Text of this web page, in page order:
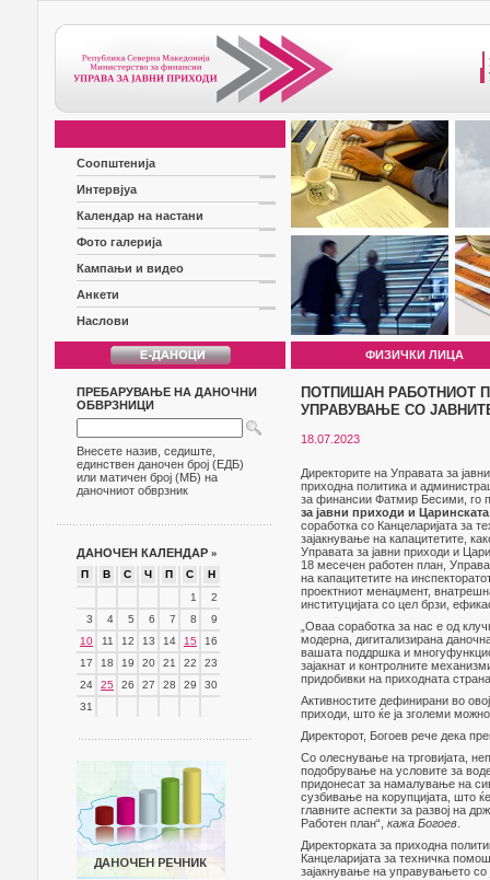
Соопштенија
Интервјуа
Календар на настани
Фото галерија
Кампањи и видео
Анкети
Наслови
ФИЗИЧКИ ЛИЦА
ПРЕБАРУВАЊЕ НА ДАНОЧНИ
ОБВРЗНИЦИ
Внесете назив, седиште,
единствен даночен број (ЕДБ)
или матичен број (МБ) на
даночниот обврзник
ДАНОЧЕН КАЛЕНДАР »
П В С Ч П С
Н
1
2
3
4 5 6 7 8
9
10
11 12 13 14 15
16
17
18 19 20 21 22
23
24
25 26 27 28 29
30
31
ПОТПИШАН РАБОТНИОТ
УПРАВУВАЊЕ СО
18.07.2023
Директорите на Управата за
приходна политика и
за финансии Фатмир Бесими, го
за јавни приходи и
соработка со Канцеларијата за
зајакнување на капацитетите,
Управата за јавни приходи и
18 месечен работен план,
на капацитетите на
проектниот менаџмент,
институцијата со цел брзи,
„Оваа соработка за нас е од
модерна, дигитализирана
вашата поддршка и
зајакнат и контролните
придобивки на приходната
Активностите дефинирани во
приходи, што ќе ја зголеми
Директорот, Богоев рече дека
Со олеснување на трговијата,
подобрување на условите за
придонесат за намалување на
сузбивање на корупцијата, што
главните аспекти за развој на
Работен план“, кажа Богоев
Директорката за приходна
Канцеларијата за техничка
зајакнување на управувањето со